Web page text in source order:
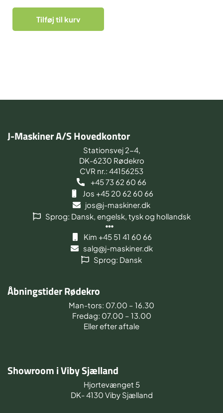
Tilføj til kurv
J-Maskiner A/S Hovedkontor
Stationsvej 2-4,
DK-6230 Rødekro
CVR nr.: 44156253
+45 73 62 60 66
Jos +45 20 62 60 66
jos@j-maskiner.dk
Sprog: Dansk, engelsk, tysk og hollandsk
Kim +45 51 41 60 66
salg@j-maskiner.dk
Sprog: Dansk
Åbningstider Rødekro
Man-tors: 07.00 – 16.30
Fredag: 07.00 – 13.00
Eller efter aftale
Showroom i Viby Sjælland
Hjortevænget 5
DK- 4130 Viby Sjælland